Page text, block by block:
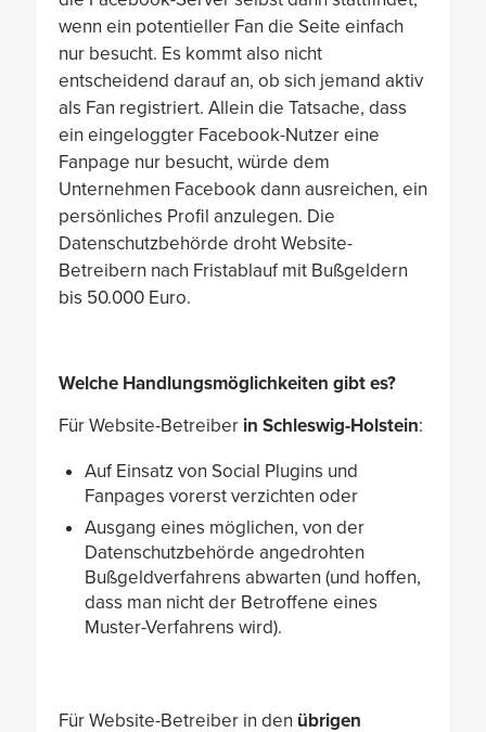
wenn ein potentieller Fan die Seite einfach
nur besucht. Es kommt also nicht
entscheidend darauf an, ob sich jemand aktiv
als Fan registriert. Allein die Tatsache, dass
ein eingeloggter Facebook-Nutzer eine
Fanpage nur besucht, würde dem
Unternehmen Facebook dann ausreichen, ein
persönliches Profil anzulegen. Die
Datenschutzbehörde droht Website-
Betreibern nach Fristablauf mit Bußgeldern
bis 50.000 Euro.
Welche Handlungsmöglichkeiten gibt es?
Für Website-Betreiber in Schleswig-Holstein:
Auf Einsatz von Social Plugins und
Fanpages vorerst verzichten oder
Ausgang eines möglichen, von der
Datenschutzbehörde angedrohten
Bußgeldverfahrens abwarten (und hoffen,
dass man nicht der Betroffene eines
Muster-Verfahrens wird).
Für Website-Betreiber in den übrigen